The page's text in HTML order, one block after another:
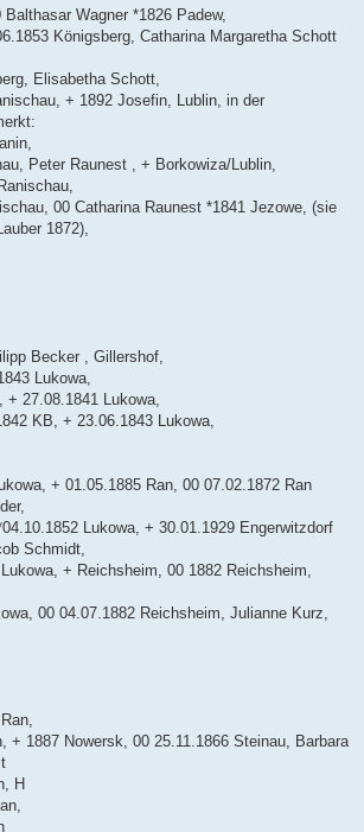
Wagner *1826 Padew,
Königsberg, Catharina Margaretha Schott
Elisabetha Schott,
+ 1892 Josefin, Lublin, in der
Peter Raunest , + Borkowiza/Lublin,
00 Catharina Raunest *1841 Jezowe, (sie
1872),
Becker , Gillershof,
Lukowa,
+ 27.08.1841 Lukowa,
KB, + 23.06.1843 Lukowa,
+ 01.05.1885 Ran, 00 07.02.1872 Ran
Lukowa, + 30.01.1929 Engerwitzdorf
Schmidt,
+ Reichsheim, 00 1882 Reichsheim,
00 04.07.1882 Reichsheim, Julianne Kurz,
+ 1887 Nowersk, 00 25.11.1866 Steinau, Barbara
H